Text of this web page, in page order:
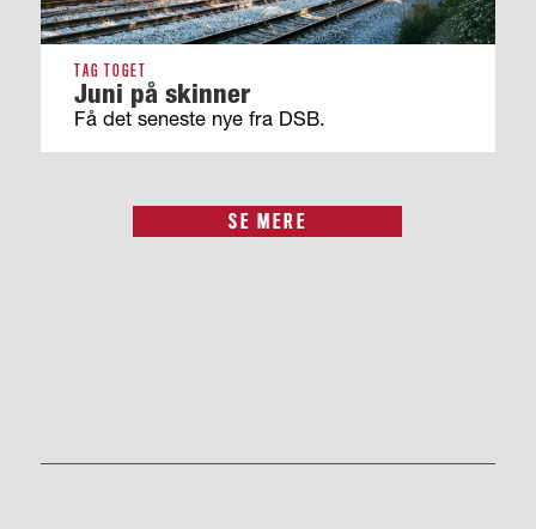
TAG TOGET
Juni på skinner
Få det seneste nye fra DSB.
SE MERE